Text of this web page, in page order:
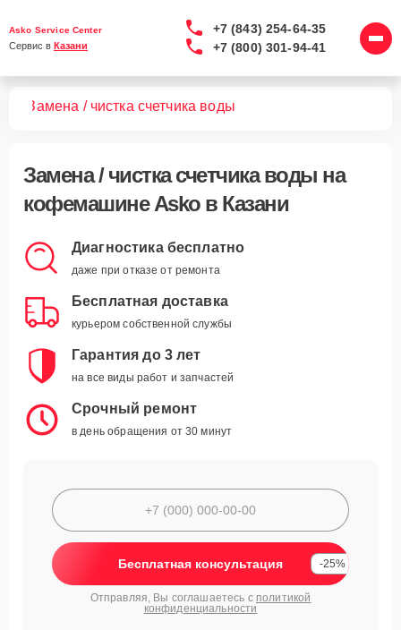
Asko Service Center
Сервис в Казани
+7 (843) 254-64-35
+7 (800) 301-94-41
Замена / чистка счетчика воды
Замена / чистка счетчика воды на
кофемашине Asko в Казани
Диагностика бесплатно
даже при отказе от ремонта
Бесплатная доставка
курьером собственной службы
Гарантия до 3 лет
на все виды работ и запчастей
Срочный ремонт
в день обращения от 30 минут
Бесплатная консультация -25%
Отправляя, Вы соглашаетесь с политикой
конфиденциальности